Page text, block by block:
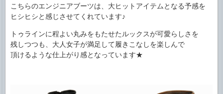
こちらのエンジニアブーツは、大ヒットアイテムとなる予感を
ヒシヒシと感じさせてくれています♪
トゥラインに程よい丸みをもたせたルックスが可愛らしさを
残しつつも、大人女子が満足して履きこなしを楽しんで
頂けるような仕上がり感となっています★